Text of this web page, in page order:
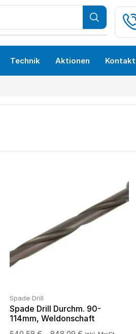
Technik Aktionen Kontakt
Spade Drill
Spade Drill Durchm. 90-
114mm, Weldonschaft